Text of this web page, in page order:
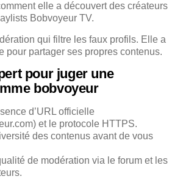
elle a découvert des créateurs
Bobvoyeur TV.
qui filtre les faux profils. Elle a
pour partager ses propres contenus.
pour juger une
bobvoyeur
d’URL officielle
et le protocole HTTPS.
des contenus avant de vous
de modération via le forum et les